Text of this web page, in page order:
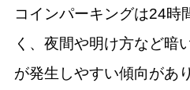
コインパーキングは24時
く、夜間や明け方など暗
が発生しやすい傾向があ